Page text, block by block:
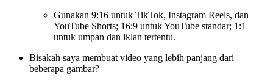
Gunakan 9:16 untuk TikTok, Instagram Reels, dan
YouTube Shorts; 16:9 untuk YouTube standar; 1:1
untuk umpan dan iklan tertentu.
Bisakah saya membuat video yang lebih panjang dari
beberapa gambar?